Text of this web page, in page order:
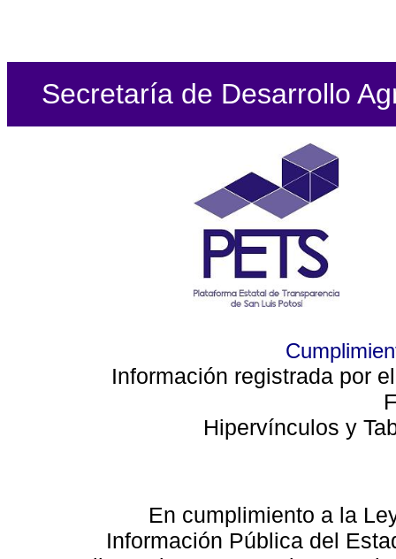
Secretaría de Desarrollo
Información registrada por
Hipervínculos y
En cumplimiento a la
Información Pública del